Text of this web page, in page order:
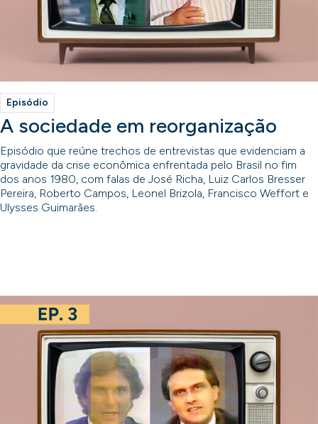
Episódio
A sociedade em reorganização
Episódio que reúne trechos de entrevistas que evidenciam a
gravidade da crise econômica enfrentada pelo Brasil no fim
dos anos 1980, com falas de José Richa, Luiz Carlos Bresser
Pereira, Roberto Campos, Leonel Brizola, Francisco Weffort e
Ulysses Guimarães.